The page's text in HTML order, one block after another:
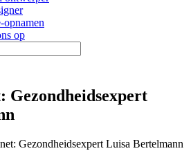
opnamen
op
Gezondheidsexpert
Gezondheidsexpert Luisa Bertelmann